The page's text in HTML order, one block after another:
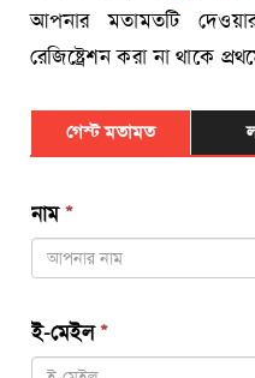
আপনার মতামতটি
রেজিষ্ট্রেশন করা না থাকে
গেস্ট মতামত
নাম*
ই-মেইল*